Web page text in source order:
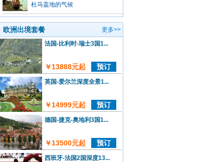
杜马盖地的气候
欧洲出境套餐
更多>>
法国-比利时-瑞士3国1...
预订
￥13888元起
英国-爱尔兰深度全景1...
预订
￥14999元起
德国-捷克-奥地利3国1...
预订
￥13500元起
西班牙-法国2国深度13...